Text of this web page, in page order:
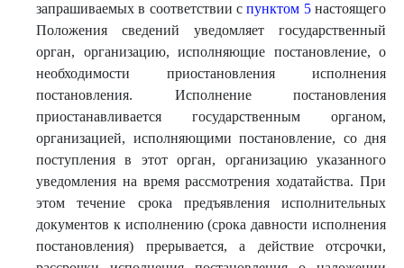
запрашиваемых в соответствии спунктом 5настоящего
Положения сведений уведомляет государственный
орган, организацию, исполняющие постановление, о
необходимости приостановления исполнения
постановления. Исполнение постановления
приостанавливается государственным органом,
организацией, исполняющими постановление, со дня
поступления в этот орган, организацию указанного
уведомления на время рассмотрения ходатайства. При
этом течение срока предъявления исполнительных
документов к исполнению (срока давности исполнения
постановления) прерывается, а действие отсрочки,